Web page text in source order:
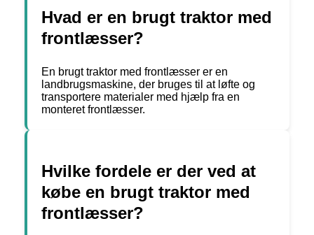
Hvad er en brugt traktor med
frontlæsser?
En brugt traktor med frontlæsser er en
landbrugsmaskine, der bruges til at løfte og
transportere materialer med hjælp fra en
monteret frontlæsser.
Hvilke fordele er der ved at
købe en brugt traktor med
frontlæsser?